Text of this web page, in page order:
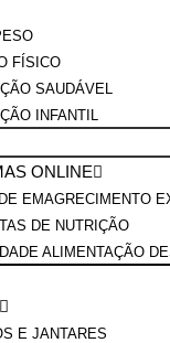
FÍSICO
SAUDÁVEL
INFANTIL
ONLINE
EMAGRECIMENTO
DE NUTRIÇÃO
ALIMENTAÇÃO
E JANTARES